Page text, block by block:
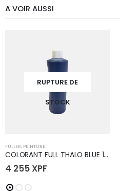
A VOIR AUSSI
RUPTURE DE
STOCK
FULLER, PEINTURE
COLORANT FULL THALO BLUE 12oz
4 255 XPF